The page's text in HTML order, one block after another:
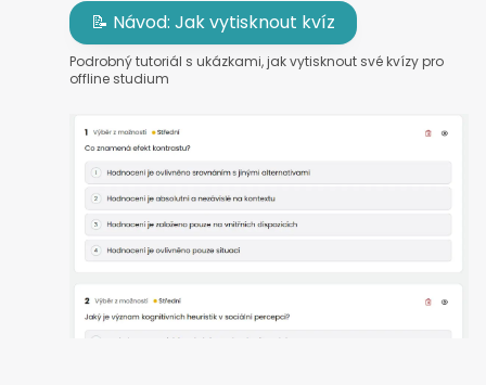
📝 Návod: Jak vytisknout kvíz
Podrobný tutoriál s ukázkami, jak vytisknout své kvízy pro
offline studium